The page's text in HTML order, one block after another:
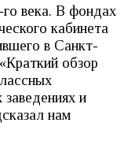
го века. В фондах
кабинета
в Санкт-
обзор
и
нам